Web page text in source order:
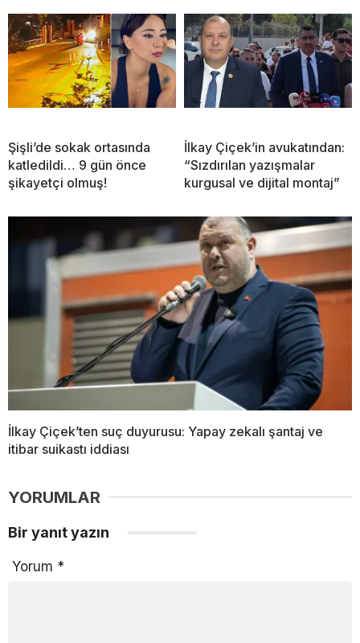
Şişli’de sokak ortasında
katledildi… 9 gün önce
şikayetçi olmuş!
İlkay Çiçek’in avukatından:
“Sızdırılan yazışmalar
kurgusal ve dijital montaj”
İlkay Çiçek’ten suç duyurusu: Yapay zekalı şantaj ve
itibar suikastı iddiası
YORUMLAR
Bir yanıt yazın
Yorum *